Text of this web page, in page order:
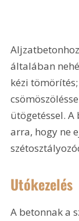
általában
kézi
ütögetéssel.
arra, hogy ne
Utókezelés
A betonnak a